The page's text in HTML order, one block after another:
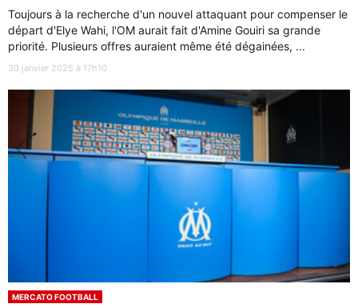
Toujours à la recherche d'un nouvel attaquant pour compenser le
départ d'Elye Wahi, l'OM aurait fait d'Amine Gouiri sa grande
priorité. Plusieurs offres auraient même été dégainées, ...
30 janvier 2025 à 17h10
MERCATO FOOTBALL